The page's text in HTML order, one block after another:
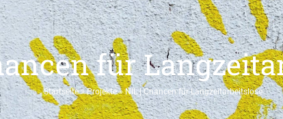
für
Startseite»Projekte»NIL | Chancen für Langzeitarbeitslose